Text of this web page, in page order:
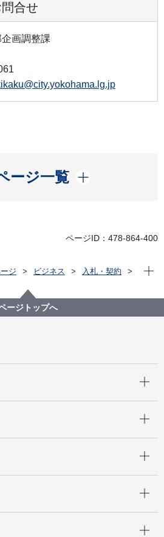
合せ
画調整課
ージ一覧
開く
ページID：478-864-400
ジ ビジネス
入札・契約
【公募型プロポーザル】第３期横浜
支援事業計画策定支援業務委託
現在
ージトップへ